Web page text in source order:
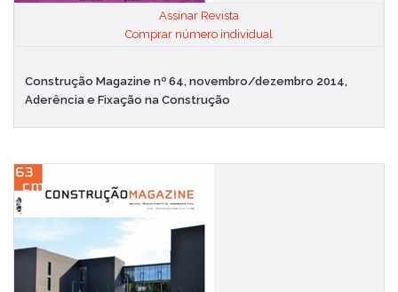
Assinar Revista
Comprar número individual
Construção Magazine nº 64, novembro/dezembro 2014,
Aderência e Fixação na Construção